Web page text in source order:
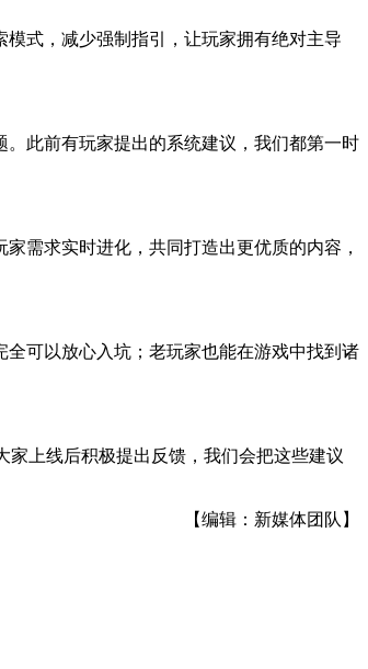
式，减少强制指引，让玩家拥有绝对主导
此前有玩家提出的系统建议，我们都第一时
需求实时进化，共同打造出更优质的内容，
可以放心入坑；老玩家也能在游戏中找到诸
家上线后积极提出反馈，我们会把这些建议
【编辑：新媒体团队】